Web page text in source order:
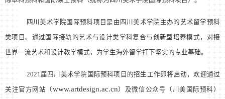
四川美术学院国际预科项目是由四川美术学院主办的艺术留学预科
类项目。通过国际接轨的艺术与设计类学科复合与创新型培养模式，对接
世界一流艺术和设计教学模式，为学生海外留学打下坚实的专业基础。
2021届四川美术学院国际预科项目的招生工作即将启动，欢迎通过
关注官方网站（www.artdesign.ac.cn）及微信公众号 （川美国际预科 ）